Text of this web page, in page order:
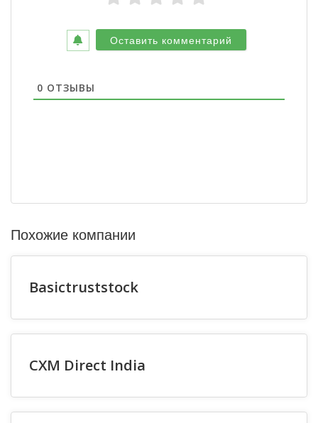
0 ОТЗЫВЫ
Похожие компании
Basictruststock
CXM Direct India